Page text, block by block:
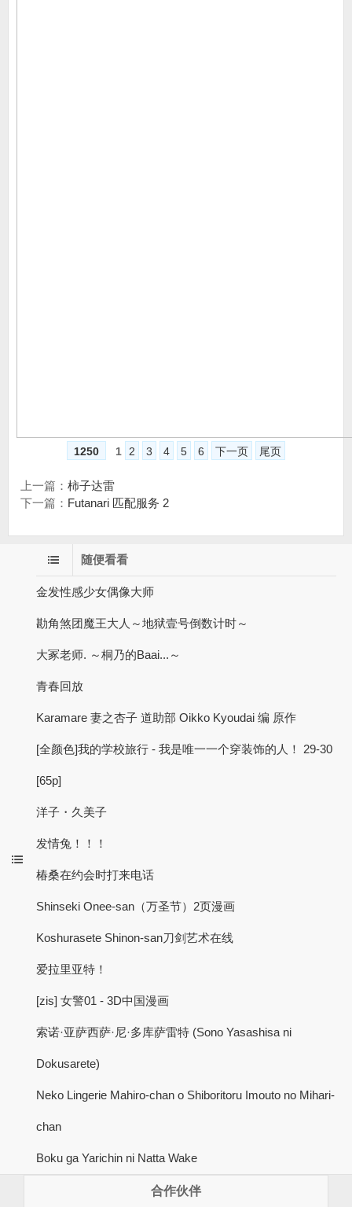
1250 1 2 3 4 5 6 下一页 尾页
上一篇： 柿子达雷
下一篇： Futanari 匹配服务 2
随便看看
金发性感少女偶像大师
勘角煞团魔王大人～地狱壹号倒数计时～
大冢老师. ～桐乃的Baai...～
青春回放
Karamare 妻之杏子 道助部 Oikko Kyoudai 编 原作
[全颜色]我的学校旅行 - 我是唯一一个穿装饰的人！ 29-30
[65p]
洋子・久美子
发情兔！！！
椿桑在约会时打来电话
Shinseki Onee-san（万圣节）2页漫画
Koshurasete Shinon-san刀剑艺术在线
爱拉里亚特！
[zis] 女警01 - 3D中国漫画
索诺·亚萨西萨·尼·多库萨雷特 (Sono Yasashisa ni
Dokusarete)
Neko Lingerie Mahiro-chan o Shiboritoru Imouto no Mihari-
chan
Boku ga Yarichin ni Natta Wake
合作伙伴